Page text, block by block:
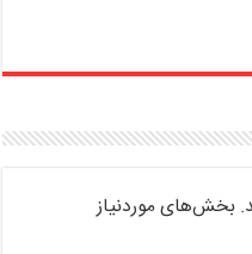
بخش‌های موردنیاز